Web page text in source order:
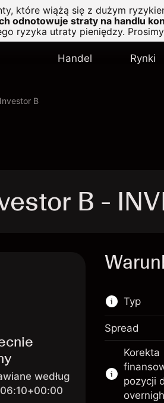
które wiążą się z dużym
odnotowuje straty na handlu
ryzyka utraty pieniędzy.
Handel Rynki
Investor B
B -
według
Typ
Ten
handlu
Więcej
Spread
Korekta
pozycji